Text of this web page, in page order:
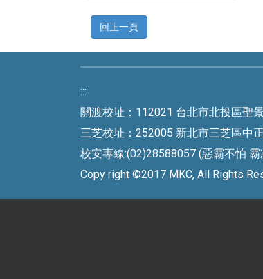
:::
關渡校址：112021 台北市北投
三芝校址：252005 新北市三芝區中
校安專線:(02)28588057 (惡霸不怕
Copy right ©2017 MKC, All Rights